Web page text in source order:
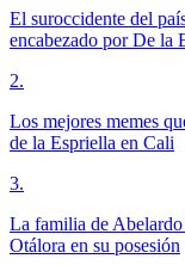
El suroccidente del
encabezado por De la
2.
Los mejores memes
de la Espriella en Cali
3.
La familia de
Otálora en su posesión